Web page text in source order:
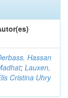
Hassan
; Lauxen,
Cristina Uhry